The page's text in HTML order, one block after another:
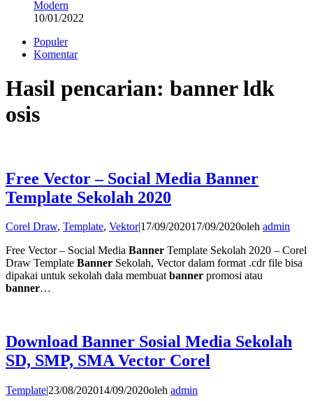
Modern
10/01/2022
Populer
Komentar
Hasil pencarian: banner ldk
osis
Free Vector – Social Media Banner
Template Sekolah 2020
Corel Draw, Template, Vektor|17/09/202017/09/2020oleh admin
Free Vector – Social Media Banner Template Sekolah 2020 – Corel
Draw Template Banner Sekolah, Vector dalam format .cdr file bisa
dipakai untuk sekolah dala membuatbanner promosi atau
banner…
Download Banner Sosial Media Sekolah
SD, SMP, SMA Vector Corel
Template|23/08/202014/09/2020oleh admin